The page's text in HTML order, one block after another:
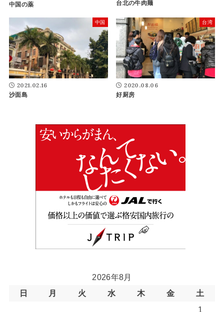
中国の薬 台北の牛肉麺
中国
2021.02.16
沙面島
台湾
2020.08.06
好厨房
2026年8月
日
月 火 水 木 金
土
1